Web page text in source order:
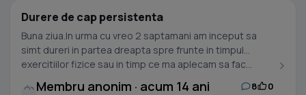
Durere de cap persistenta
Buna ziua.In urma cu vreo 2 saptamani am inceput sa
simt dureri in partea dreapta spre frunte in timpul
exercitiilor fizice sau in timp ce ma aplecam sa fac...
Membru anonim · acum 14 ani 8 0